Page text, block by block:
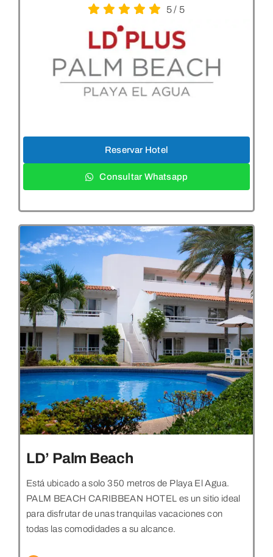
5/ 5
Reservar Hotel
Consultar Whatsapp
LD’ Palm Beach
Está ubicado a solo 350 metros de Playa El Agua.
PALM BEACH CARIBBEAN HOTEL es un sitio ideal
para disfrutar de unas tranquilas vacaciones con
todas las comodidades a su alcance.